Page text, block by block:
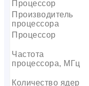
Процессор
Производитель
процессора
Процессор
Частота
процессора, МГц
Количество ядер